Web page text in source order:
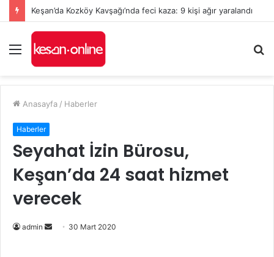
Keşan’da Kozköy Kavşağı’nda feci kaza: 9 kişi ağır yaralandı
Menü
...
Anasayfa / Haberler
Haberler
Seyahat İzin Bürosu,
Keşan’da 24 saat hizmet
verecek
admin
Bir
30 Mart 2020